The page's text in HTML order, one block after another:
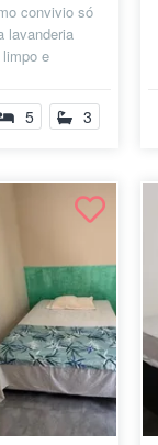
convivio só
lavanderia
e
5 3